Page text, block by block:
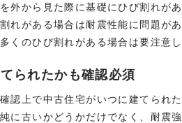
外から見た際に基礎にひび割れが
れがある場合は耐震性能に問題が
くのひび割れがある場合は要注意し
られたかも確認必須
認上で中古住宅がいつに建てられ
に古いかどうかだけでなく、耐震